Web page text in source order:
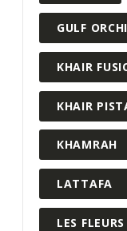
GULF
KHAIR
KHAIR
KHAMRAH
LATTAFA
LES